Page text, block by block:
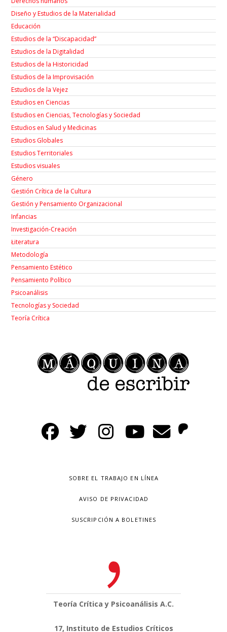
Diseño y Estudios de la Materialidad
Educación
Estudios de la “Discapacidad”
Estudios de la Digitalidad
Estudios de la Historicidad
Estudios de la Improvisación
Estudios de la Vejez
Estudios en Ciencias
Estudios en Ciencias, Tecnologías y Sociedad
Estudios en Salud y Medicinas
Estudios Globales
Estudios Territoriales
Estudios visuales
Género
Gestión Crítica de la Cultura
Gestión y Pensamiento Organizacional
Infancias
Investigación-Creación
Łiteratura
Metodología
Pensamiento Estético
Pensamiento Político
Psicoanálisis
Tecnologías y Sociedad
Teoría Crítica
SOBRE EL TRABAJO EN LÍNEA
AVISO DE PRIVACIDAD
SUSCRIPCIÓN A BOLETINES
Teoría Crítica y Psicoanálisis A.C.
17, Instituto de Estudios Críticos